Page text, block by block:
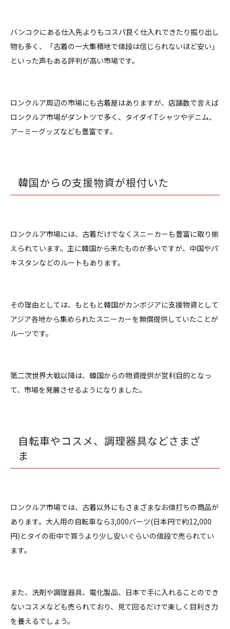
バンコクにある仕入先よりもコスパ良く仕入れできたり掘り出し
物も多く、「古着の一大集積地で値段は信じられないほど安い」
といった声もある評判が高い市場です。
ロンクルア周辺の市場にも古着屋はありますが、店舗数で言えば
ロンクルア市場がダントツで多く、タイダイTシャツやデニム、
アーミーグッズなども豊富です。
韓国からの支援物資が根付いた
ロンクルア市場には、古着だけでなくスニーカーも豊富に取り揃
えられています。主に韓国から来たものが多いですが、中国やパ
キスタンなどのルートもあります。
その理由としては、もともと韓国がカンボジアに支援物資として
アジア各地から集められたスニーカーを無償提供していたことが
ルーツです。
第二次世界大戦以降は、韓国からの物資提供が営利目的となっ
て、市場を発展させるようになりました。
自転車やコスメ、調理器具などさまざ
ま
ロンクルア市場では、古着以外にもさまざまなお値打ちの商品が
あります。大人用の自転車なら3,000バーツ(日本円で約12,000
円)とタイの街中で買うより少し安いぐらいの値段で売られてい
ます。
また、洗剤や調理器具、電化製品、日本で手に入れることのでき
ないコスメなども売られており、見て回るだけで楽しく目利き力
を養えるでしょう。